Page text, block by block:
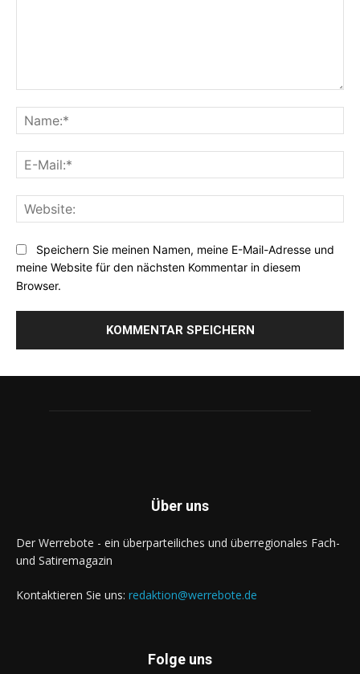
Speichern Sie meinen Namen, meine E-Mail-Adresse und
meine Website für den nächsten Kommentar in diesem
Browser.
Über uns
Der Werrebote - ein überparteiliches und überregionales Fach-
und Satiremagazin
Kontaktieren Sie uns: redaktion@werrebote.de
Folge uns